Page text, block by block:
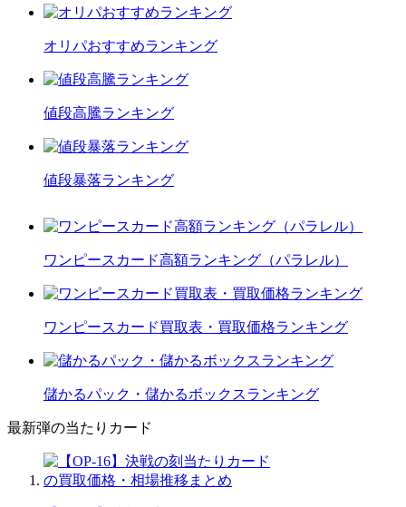
オリパおすすめランキング
値段高騰ランキング
値段暴落ランキング
ワンピースカード高額ランキング（パラレル）
ワンピースカード買取表・買取価格ランキング
儲かるパック・儲かるボックスランキング
最新弾の当たりカード